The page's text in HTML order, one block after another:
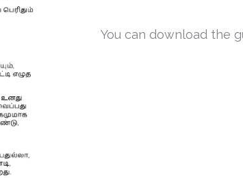
You can download the